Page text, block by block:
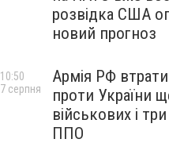
розвідка США
новий прогноз
Армія РФ
проти України
військових і
ППО
10:50
7 серпня